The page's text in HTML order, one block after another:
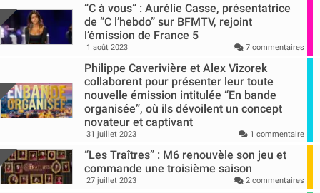
“C à vous” : Aurélie Casse, présentatrice
de “C l’hebdo” sur BFMTV, rejoint
l’émission de France 5
1 août 2023 7 commentaires
Philippe Caverivière et Alex Vizorek
collaborent pour présenter leur toute
nouvelle émission intitulée “En bande
organisée”, où ils dévoilent un concept
novateur et captivant
31 juillet 2023 1 commentaire
“Les Traîtres” : M6 renouvèle son jeu et
commande une troisième saison
27 juillet 2023 2 commentaires